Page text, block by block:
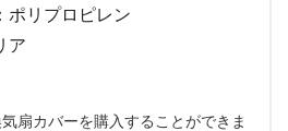
ポリプロピレン
ア
扇カバーを購入することができま